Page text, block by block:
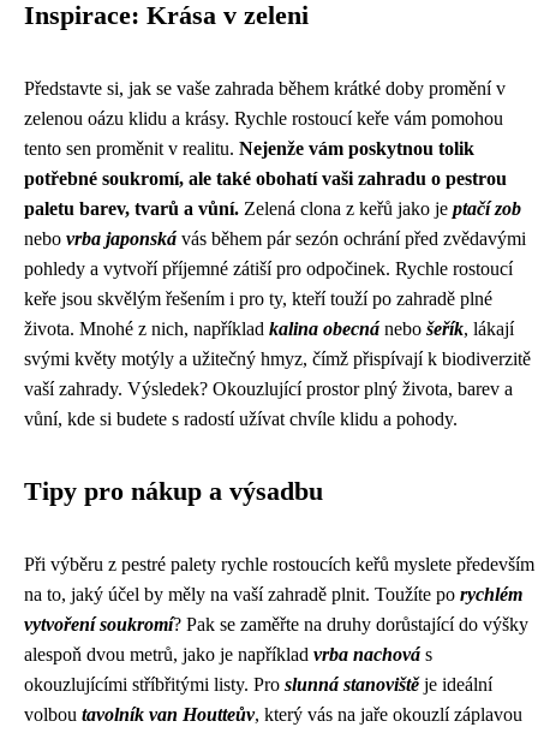
Inspirace: Krása v zeleni
Představte si, jak se vaše zahrada během krátké doby promění v
zelenou oázu klidu a krásy. Rychle rostoucí keře vám pomohou
tento sen proměnit v realitu. Nejenže vám poskytnou tolik
potřebné soukromí, ale také obohatí vaši zahradu o pestrou
paletu barev, tvarů a vůní. Zelená clona z keřů jako je ptačí zob
nebo vrba japonská vás během pár sezón ochrání před zvědavými
pohledy a vytvoří příjemné zátiší pro odpočinek. Rychle rostoucí
keře jsou skvělým řešením i pro ty, kteří touží po zahradě plné
života. Mnohé z nich, například kalina obecná nebo šeřík, lákají
svými květy motýly a užitečný hmyz, čímž přispívají k biodiverzitě
vaší zahrady. Výsledek? Okouzlující prostor plný života, barev a
vůní, kde si budete s radostí užívat chvíle klidu a pohody.
Tipy pro nákup a výsadbu
Při výběru z pestré palety rychle rostoucích keřů myslete především
na to, jaký účel by měly na vaší zahradě plnit. Toužíte po rychlém
vytvoření soukromí? Pak se zaměřte na druhy dorůstající do výšky
alespoň dvou metrů, jako je například vrba nachová s
okouzlujícími stříbřitými listy. Pro slunná stanovištěje ideální
volbou tavolník van Houtteův, který vás na jaře okouzlí záplavou